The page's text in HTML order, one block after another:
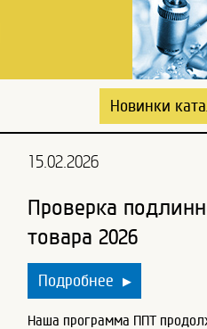
Новинки
15.02.2026
Проверка
товара 2026
Подробнее ▶
Наша программа ППТ